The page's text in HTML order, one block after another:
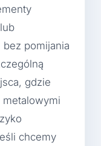
pomijania
gdzie
chcemy